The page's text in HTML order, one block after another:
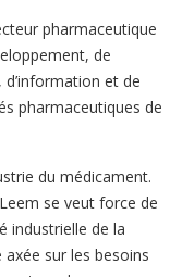
pharmaceutique
de
et de
pharmaceutiques de
du médicament.
se veut force de
industrielle de la
sur les besoins